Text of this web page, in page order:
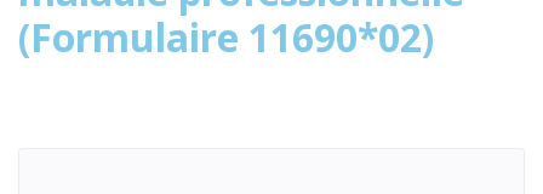
(Formulaire 11690*02)